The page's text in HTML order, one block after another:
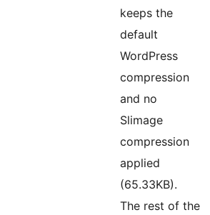
keeps the
default
WordPress
compression
and no
Slimage
compression
applied
(65.33KB).
The rest of the